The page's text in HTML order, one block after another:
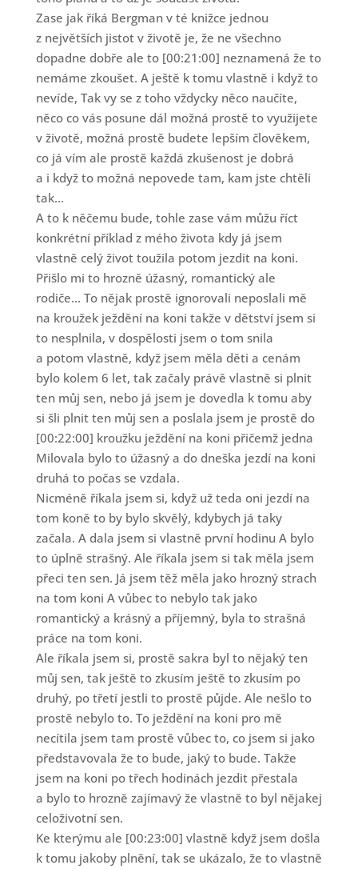
Zase jak říká Bergman v té knižce jednou
z největších jistot v životě je, že ne všechno
dopadne dobře ale to [00:21:00] neznamená že to
nemáme zkoušet. A ještě k tomu vlastně i když to
nevíde, Tak vy se z toho vždycky něco naučíte,
něco co vás posune dál možná prostě to využijete
v životě, možná prostě budete lepším člověkem,
co já vím ale prostě každá zkušenost je dobrá
a i když to možná nepovede tam, kam jste chtěli
tak...
A to k něčemu bude, tohle zase vám můžu říct
konkrétní příklad z mého života kdy já jsem
vlastně celý život toužila potom jezdit na koni.
Přišlo mi to hrozně úžasný, romantický ale
rodiče... To nějak prostě ignorovali neposlali mě
na kroužek ježdění na koni takže v dětství jsem si
to nesplnila, v dospělosti jsem o tom snila
a potom vlastně, když jsem měla děti a cenám
bylo kolem 6 let, tak začaly právě vlastně si plnit
ten můj sen, nebo já jsem je dovedla k tomu aby
si šli plnit ten můj sen a poslala jsem je prostě do
[00:22:00] kroužku ježdění na koni přičemž jedna
Milovala bylo to úžasný a do dneška jezdí na koni
druhá to počas se vzdala.
Nicméně říkala jsem si, když už teda oni jezdí na
tom koně to by bylo skvělý, kdybych já taky
začala. A dala jsem si vlastně první hodinu A bylo
to úplně strašný. Ale říkala jsem si tak měla jsem
přeci ten sen. Já jsem těž měla jako hrozný strach
na tom koni A vůbec to nebylo tak jako
romantický a krásný a příjemný, byla to strašná
práce na tom koni.
Ale říkala jsem si, prostě sakra byl to nějaký ten
můj sen, tak ještě to zkusím ještě to zkusím po
druhý, po třetí jestli to prostě půjde. Ale nešlo to
prostě nebylo to. To ježdění na koni pro mě
necítila jsem tam prostě vůbec to, co jsem si jako
představovala že to bude, jaký to bude. Takže
jsem na koni po třech hodinách jezdit přestala
a bylo to hrozně zajímavý že vlastně to byl nějakej
celoživotní sen.
Ke kterýmu ale [00:23:00] vlastně když jsem došla
k tomu jakoby plnění, tak se ukázalo, že to vlastně